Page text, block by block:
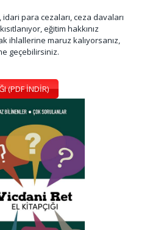
para cezaları, ceza davaları
eğitim hakkınız
ihlallerine maruz kalıyorsanız,
geçebilirsiniz.
(PDF İNDİR)